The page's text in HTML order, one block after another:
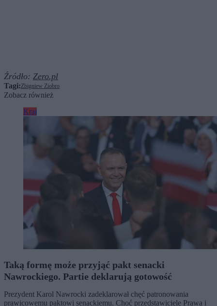
Źródło: Zero.pl
Tagi:Zbigniew Ziobro
Zobacz również
Kraj
Taką formę może przyjąć pakt senacki
Nawrockiego. Partie deklarują gotowość
Prezydent Karol Nawrocki zadeklarował chęć patronowania
prawicowemu paktowi senackiemu. Choć przedstawiciele Prawa i